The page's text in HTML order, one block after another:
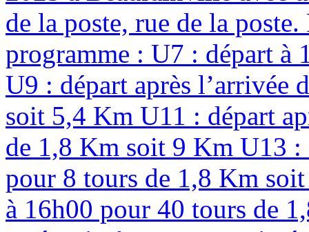
de la poste, rue de la
programme : U7 : départ à
U9 : départ après l’arrivée
soit 5,4 Km U11 : départ
de 1,8 Km soit 9 Km U13 :
pour 8 tours de 1,8 Km
à 16h00 pour 40 tours de